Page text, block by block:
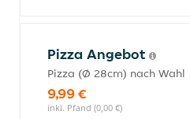
Pizza Angebot
Pizza (Ø 28cm) nach Wahl
9,99 €
inkl. Pfand (0,00 €)